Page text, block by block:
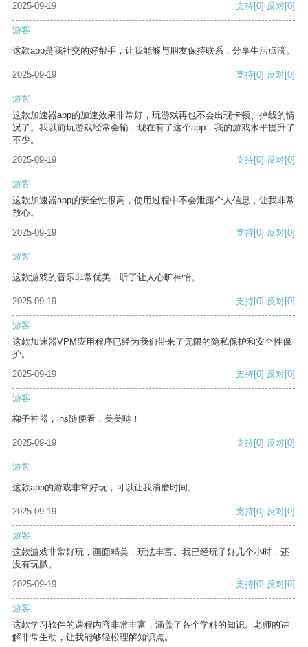
2025-09-19 支持[0] 反对[0]
游客
这款app是我社交的好帮手，让我能够与朋友保持联系，分享生活点滴。
2025-09-19 支持[0] 反对[0]
游客
这款加速器app的加速效果非常好，玩游戏再也不会出现卡顿、掉线的情
况了。我以前玩游戏经常会输，现在有了这个app，我的游戏水平提升了
不少。
2025-09-19
支持[0] 反对[0]
游客
这款加速器app的安全性很高，使用过程中不会泄露个人信息，让我非常
放心。
2025-09-19
支持[0] 反对[0]
游客
这款游戏的音乐非常优美，听了让人心旷神怡。
2025-09-19 支持[0] 反对[0]
游客
这款加速器VPM应用程序已经为我们带来了无限的隐私保护和安全性保
护。
2025-09-19
支持[0] 反对[0]
游客
梯子神器，ins随便看，美美哒！
2025-09-19 支持[0] 反对[0]
游客
这款app的游戏非常好玩，可以让我消磨时间。
2025-09-19 支持[0] 反对[0]
游客
这款游戏非常好玩，画面精美，玩法丰富。我已经玩了好几个小时，还
没有玩腻。
2025-09-19
支持[0] 反对[0]
游客
这款学习软件的课程内容非常丰富，涵盖了各个学科的知识。老师的讲
解非常生动，让我能够轻松理解知识点。